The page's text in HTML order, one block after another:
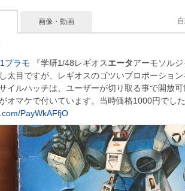
画像・動画
プラモ 『学研1/48レギオスエータアーモソル
太目ですが、レギオスのゴツいプロポーショ
イルハッチは、ユーザーが切り取る事で開放
オマケで付いています。当時価格1000円でし
PayWkAFfjO